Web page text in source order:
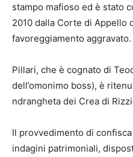
stampo mafioso ed è stato
2010 dalla Corte di Appello
favoreggiamento aggravato.
Pillari, che è cognato di
dell’omonimo boss), è
ndrangheta dei Crea di
Il provvedimento di
indagini patrimoniali,